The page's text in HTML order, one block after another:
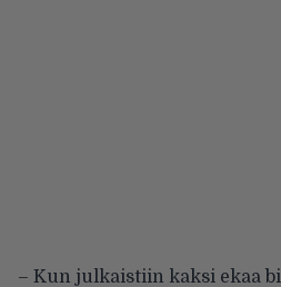
– Kun julkaistiin kaksi ekaa